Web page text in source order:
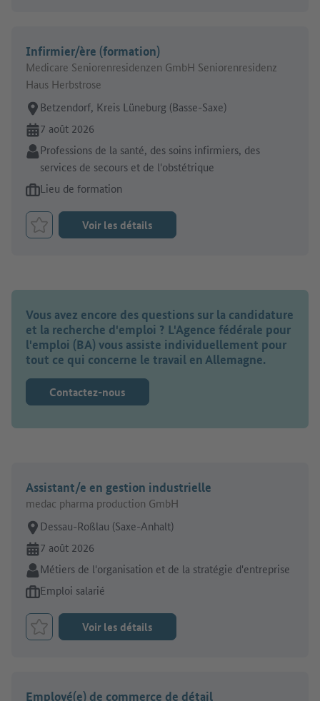
Infirmier/ère (formation)
Medicare Seniorenresidenzen GmbH Seniorenresidenz
Haus Herbstrose
Lieu de travail:
Betzendorf, Kreis Lüneburg (Basse-Saxe)
En ligne depuis:
7 août 2026
Secteur:
Professions de la santé, des soins infirmiers, des
services de secours et de l'obstétrique
Type d'offre d'emploi:
Lieu de formation
Retenir le job
Voir les détails
Vous avez encore des questions sur la candidature
et la recherche d'emploi ? L'Agence fédérale pour
l'emploi (BA) vous assiste individuellement pour
tout ce qui concerne le travail en Allemagne.
Contactez-nous
Assistant/e en gestion industrielle
medac pharma production GmbH
Lieu de travail:
Dessau-Roßlau (Saxe-Anhalt)
En ligne depuis:
7 août 2026
Secteur:
Métiers de l'organisation et de la stratégie d'entreprise
Type d'offre d'emploi:
Emploi salarié
Retenir le job
Voir les détails
Employé(e) de commerce de détail